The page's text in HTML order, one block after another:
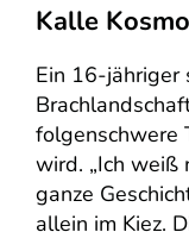
Kalle
Ein 16-jähriger
folgenschwere
wird. „Ich weiß
ganze
allein im Kiez.